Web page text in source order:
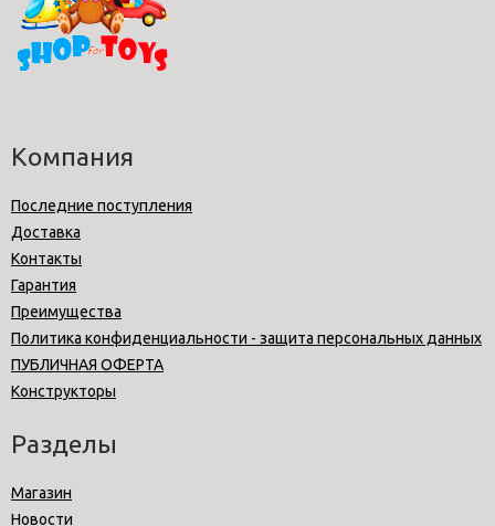
Компания
Последние поступления
Доставка
Контакты
Гарантия
Преимущества
Политика конфиденциальности - защита персональных данных
ПУБЛИЧНАЯ ОФЕРТА
Конструкторы
Разделы
Магазин
Новости